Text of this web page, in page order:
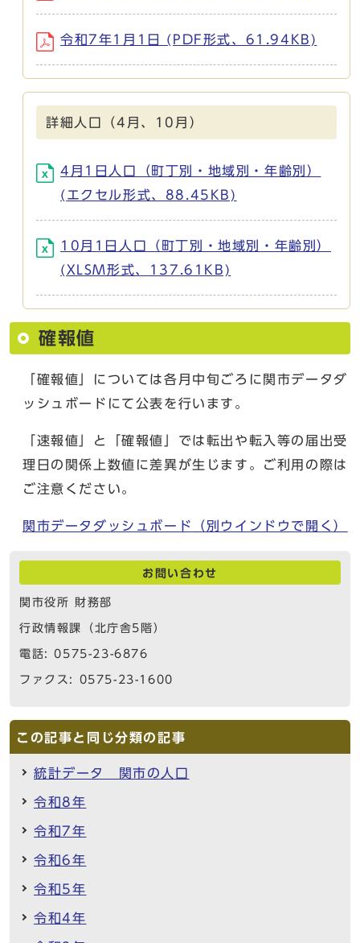
令和7年1月1日 (PDF形式、61.94KB)
詳細人口（4月、10月）
4月1日人口（町丁別・地域別・年齢別）
(エクセル形式、88.45KB)
10月1日人口（町丁別・地域別・年齢別）
(XLSM形式、137.61KB)
確報値
「確報値」については各月中旬ごろに関市データダ
ッシュボードにて公表を行います。
「速報値」と「確報値」では転出や転入等の届出受
理日の関係上数値に差異が生じます。ご利用の際は
ご注意ください。
関市データダッシュボード （別ウインドウで開く）
お問い合わせ
関市役所 財務部
行政情報課（北庁舎5階）
電話: 0575-23-6876
ファクス: 0575-23-1600
この記事と同じ分類の記事
統計データ 関市の人口
令和8年
令和7年
令和6年
令和5年
令和4年